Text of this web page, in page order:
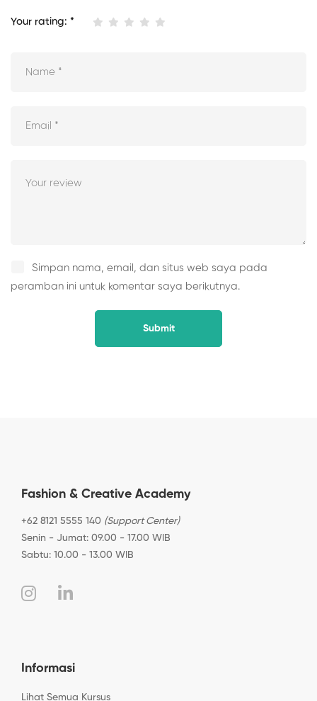
Your rating: *
Simpan nama, email, dan situs web saya pada
peramban ini untuk komentar saya berikutnya.
Fashion & Creative Academy
+62 8121 5555 140 (Support Center)
Senin - Jumat: 09.00 - 17.00 WIB
Sabtu: 10.00 - 13.00 WIB
Informasi
Lihat Semua Kursus